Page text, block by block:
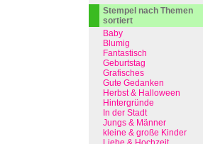
Stempel nach Themen
sortiert
Baby
Blumig
Fantastisch
Geburtstag
Grafisches
Gute Gedanken
Herbst & Halloween
Hintergründe
In der Stadt
Jungs & Männer
kleine & große Kinder